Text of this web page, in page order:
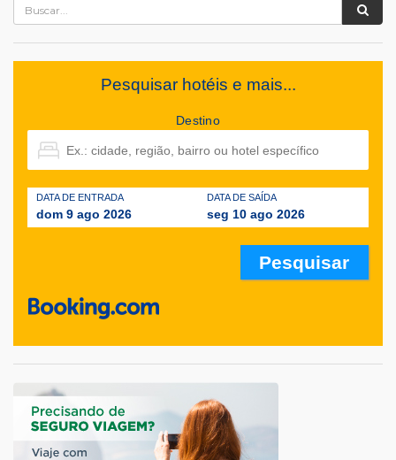
Pesquisar hotéis e mais...
Destino
DATA DE ENTRADA
dom 9 ago 2026
DATA DE SAÍDA
seg 10 ago 2026